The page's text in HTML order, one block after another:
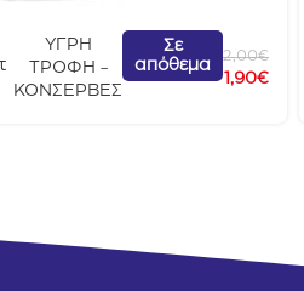
ΥΓΡΗ
ΤΡΟΦΗ -
ΚΟΝΣΕΡΒΕΣ
Σε
απόθεμα
2,00€
1,90€